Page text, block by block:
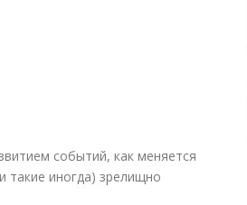
событий, как меняется
такие иногда) зрелищно